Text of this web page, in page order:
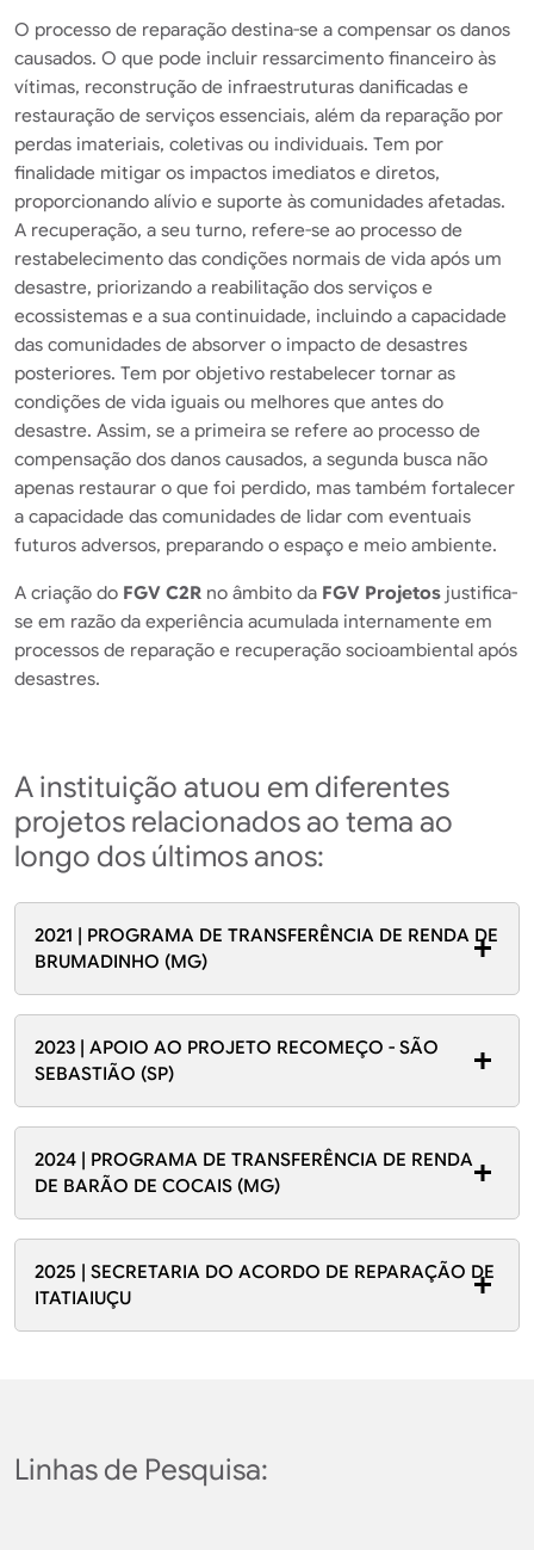
O processo de reparação destina-se a compensar os danos
causados. O que pode incluir ressarcimento financeiro às
vítimas, reconstrução de infraestruturas danificadas e
restauração de serviços essenciais, além da reparação por
perdas imateriais, coletivas ou individuais. Tem por
finalidade mitigar os impactos imediatos e diretos,
proporcionando alívio e suporte às comunidades afetadas.
A recuperação, a seu turno, refere-se ao processo de
restabelecimento das condições normais de vida após um
desastre, priorizando a reabilitação dos serviços e
ecossistemas e a sua continuidade, incluindo a capacidade
das comunidades de absorver o impacto de desastres
posteriores. Tem por objetivo restabelecer tornar as
condições de vida iguais ou melhores que antes do
desastre. Assim, se a primeira se refere ao processo de
compensação dos danos causados, a segunda busca não
apenas restaurar o que foi perdido, mas também fortalecer
a capacidade das comunidades de lidar com eventuais
futuros adversos, preparando o espaço e meio ambiente.
A criação do FGV C2R no âmbito da FGV Projetos justifica-
se em razão da experiência acumulada internamente em
processos de reparação e recuperação socioambiental após
desastres.
A instituição atuou em diferentes
projetos relacionados ao tema ao
longo dos últimos anos:
2021 | PROGRAMA DE TRANSFERÊNCIA DE RENDA DE
BRUMADINHO (MG)
2023 | APOIO AO PROJETO RECOMEÇO - SÃO
SEBASTIÃO (SP)
2024 | PROGRAMA DE TRANSFERÊNCIA DE RENDA
DE BARÃO DE COCAIS (MG)
2025 | SECRETARIA DO ACORDO DE REPARAÇÃO DE
ITATIAIUÇU
Linhas de Pesquisa: